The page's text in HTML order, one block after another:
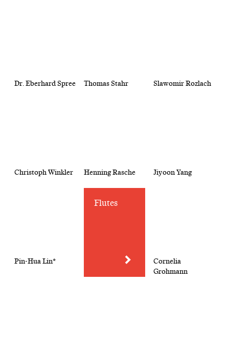
Dr. Eberhard Spree Thomas Stahr Slawomir Rozlach
Christoph Winkler Henning Rasche Jiyoon Yang
Pin-Hua Lin*
Flutes
Cornelia
Grohmann